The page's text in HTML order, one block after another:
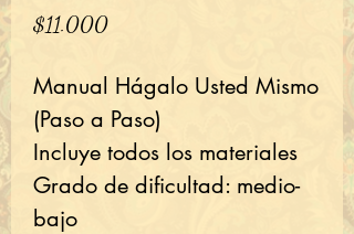
$11.000Precio
Manual Hágalo Usted Mismo
(Paso a Paso)
Incluye todos los materiales
Grado de dificultad: medio-
bajo